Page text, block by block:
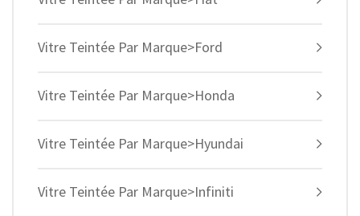
Vitre Teintée Par Marque>Ford
Vitre Teintée Par Marque>Honda
Vitre Teintée Par Marque>Hyundai
Vitre Teintée Par Marque>Infiniti